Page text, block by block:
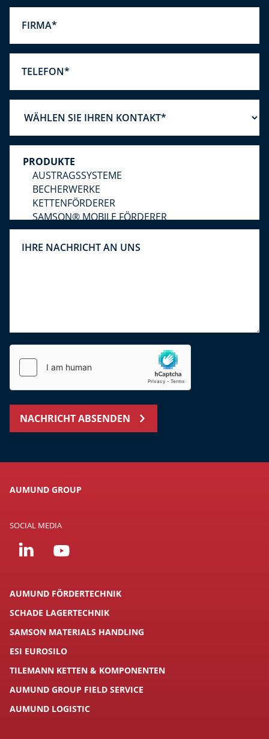
NACHRICHT ABSENDEN
AUMUND GROUP
SOCIAL MEDIA
AUMUND FÖRDERTECHNIK
SCHADE LAGERTECHNIK
SAMSON MATERIALS HANDLING
ESI EUROSILO
TILEMANN KETTEN & KOMPONENTEN
AUMUND GROUP FIELD SERVICE
AUMUND LOGISTIC